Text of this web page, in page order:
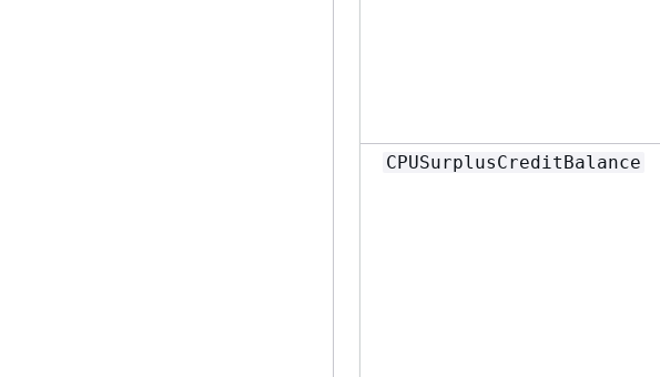
CPUSurplusCreditBalance